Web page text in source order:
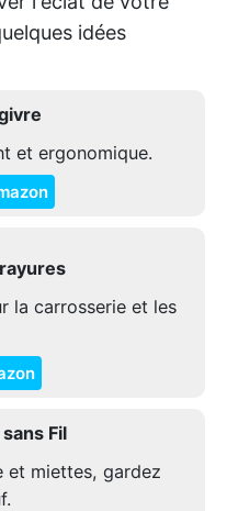
idées
et ergonomique.
la carrosserie et les
Fil
et miettes, gardez